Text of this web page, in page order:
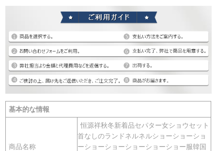
基本的な情報
商品名称
恒源祥秋冬新着品セパター女ショウセット
首なしのランドネルネルショーショーショ
ーショーショーショーショーショー服韓国